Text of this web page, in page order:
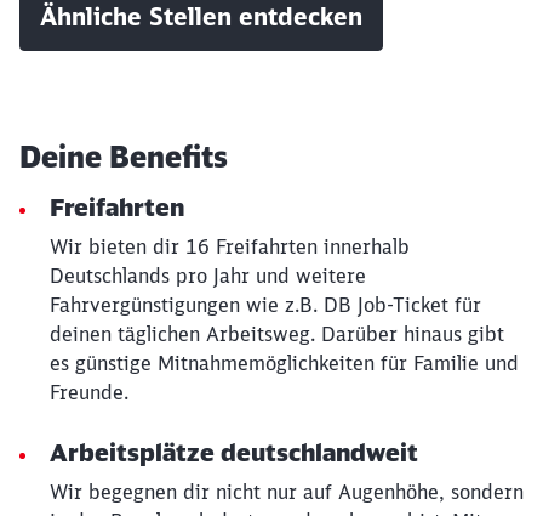
Ähnliche Stellen entdecken
Deine Benefits
Freifahrten
Wir bieten dir 16 Freifahrten innerhalb
Deutschlands pro Jahr und weitere
Fahrvergünstigungen wie z.B. DB Job-Ticket für
deinen täglichen Arbeitsweg. Darüber hinaus gibt
es günstige Mitnahmemöglichkeiten für Familie und
Freunde.
Arbeitsplätze deutschlandweit
Wir begegnen dir nicht nur auf Augenhöhe, sondern